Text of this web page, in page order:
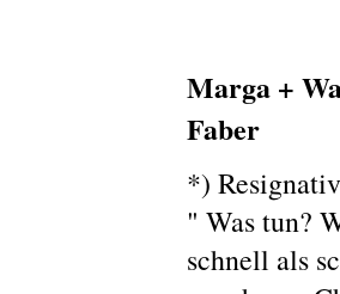
Marga +
Faber
*)
" Was tun?
schnell als